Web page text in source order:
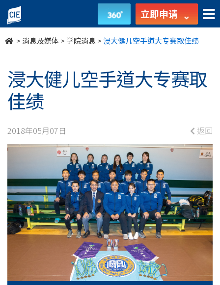
浸
大
儿
空
手
道
大
专
赛
取
佳
立即申请
>消息及媒体 >学院消息 > 浸大健儿空手道大专赛取佳绩
浸大健儿空手道大专赛取
佳绩
2018年05月07日 返回